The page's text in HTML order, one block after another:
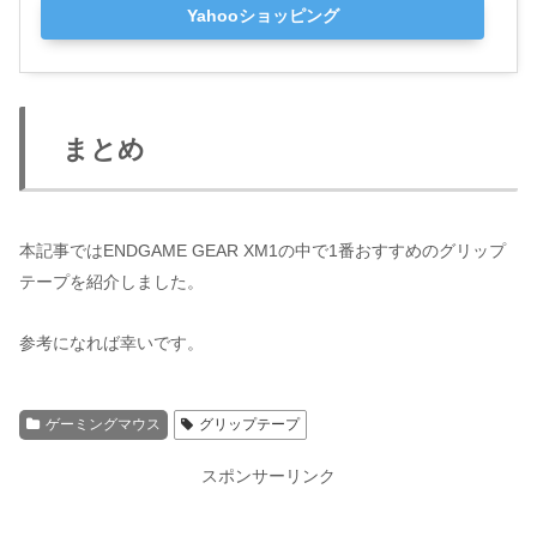
Yahooショッピング
まとめ
本記事ではENDGAME GEAR XM1の中で1番おすすめのグリップ
テープを紹介しました。
参考になれば幸いです。
ゲーミングマウス グリップテープ
スポンサーリンク